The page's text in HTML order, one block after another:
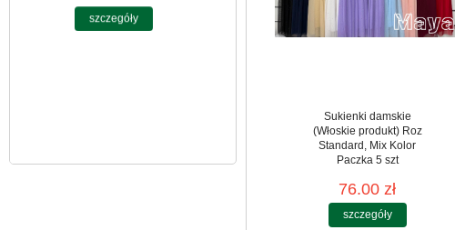
Kurtki damskie
skórzana Roz S-2XL,
Sukienki damskie
(Włoskie produkt) Roz
Standard, Mix Kolor
Paczka 5 szt
76.00 zł
szczegóły